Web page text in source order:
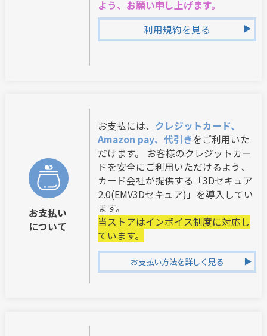
よう、お願い申し上げます。
利用規約を見る
お支払い
について
お支払には、 クレジットカード、
Amazon pay、代引きをご利用いた
だけます。 お客様のクレジットカー
ドを安全にご利用いただけるよう、
カード会社が提供する「3Dセキュア
2.0(EMV3Dセキュア)」を導入してい
ます。
当ストアはインボイス制度に対応し
ています。
お支払い方法を詳しく見る